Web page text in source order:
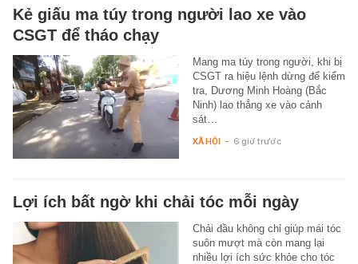
Kẻ giấu ma túy trong người lao xe vào
CSGT để tháo chạy
Mang ma túy trong người, khi bị
CSGT ra hiệu lệnh dừng để kiểm
tra, Dương Minh Hoàng (Bắc
Ninh) lao thẳng xe vào cảnh
sát…
XÃ HỘI - 6 giờ trước
Lợi ích bất ngờ khi chải tóc mỗi ngày
Chải đầu không chỉ giúp mái tóc
suôn mượt mà còn mang lại
nhiều lợi ích sức khỏe cho tóc